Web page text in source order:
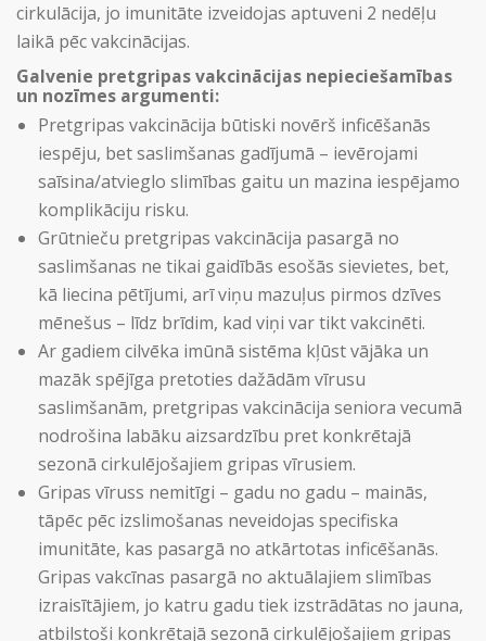
cirkulācija, jo imunitāte izveidojas aptuveni 2 nedēļu
laikā pēc vakcinācijas.
Galvenie pretgripas vakcinācijas nepieciešamības
un nozīmes argumenti:
Pretgripas vakcinācija būtiski novērš inficēšanās
iespēju, bet saslimšanas gadījumā – ievērojami
saīsina/atvieglo slimības gaitu un mazina iespējamo
komplikāciju risku.
Grūtnieču pretgripas vakcinācija pasargā no
saslimšanas ne tikai gaidībās esošās sievietes, bet,
kā liecina pētījumi, arī viņu mazuļus pirmos dzīves
mēnešus – līdz brīdim, kad viņi var tikt vakcinēti.
Ar gadiem cilvēka imūnā sistēma kļūst vājāka un
mazāk spējīga pretoties dažādām vīrusu
saslimšanām, pretgripas vakcinācija seniora vecumā
nodrošina labāku aizsardzību pret konkrētajā
sezonā cirkulējošajiem gripas vīrusiem.
Gripas vīruss nemitīgi – gadu no gadu – mainās,
tāpēc pēc izslimošanas neveidojas specifiska
imunitāte, kas pasargā no atkārtotas inficēšanās.
Gripas vakcīnas pasargā no aktuālajiem slimības
izraisītājiem, jo katru gadu tiek izstrādātas no jauna,
atbilstoši konkrētajā sezonā cirkulējošajiem gripas